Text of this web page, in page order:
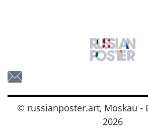
© russianposter.art, Moskau -
2026